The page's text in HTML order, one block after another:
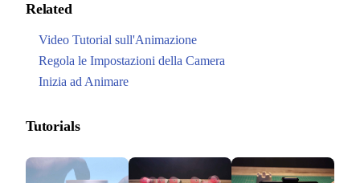
Related
Video Tutorial sull'Animazione
Regola le Impostazioni della Camera
Inizia ad Animare
Tutorials